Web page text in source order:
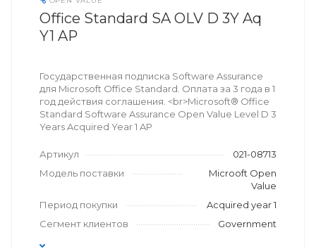
Office Standard SA OLV D 3Y Aq
Y1 AP
Государственная подписка Software Assurance
для Microsoft Office Standard. Оплата за 3 года в 1
год действия соглашения. <br>Microsoft® Office
Standard Software Assurance Open Value Level D 3
Years Acquired Year 1 AP
Артикул
021-08713
Модель поставки
Microoft Open
Value
Период покупки
Acquired year 1
Сегмент клиентов
Government